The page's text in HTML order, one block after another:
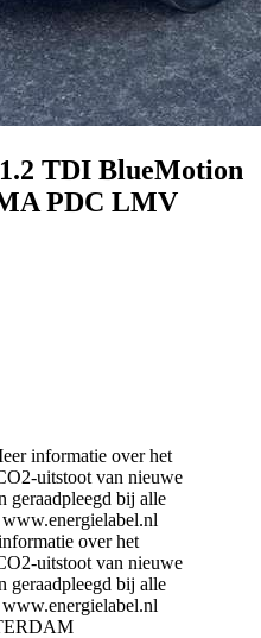
1.2 TDI BlueMotion
PDC LMV
informatie over het
uitstoot van nieuwe
geraadpleegd bij alle
over het
uitstoot van nieuwe
geraadpleegd bij alle